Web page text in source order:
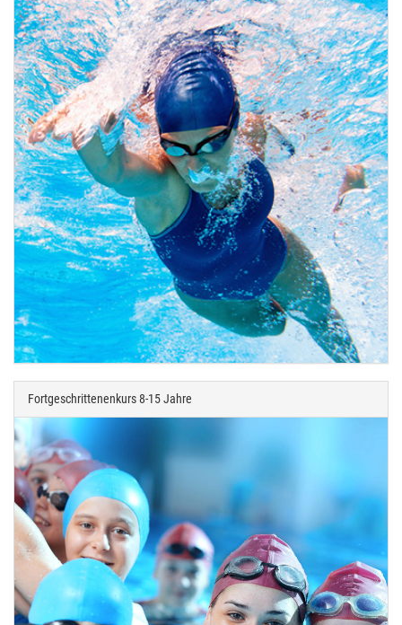
Fortgeschrittenenkurs 8-15 Jahre